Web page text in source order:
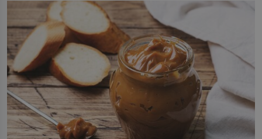
byl jen životem unavený a drogou
ovládaný muž? Marcus Aurelius byl
zastáncem stoicismu, učení, […]